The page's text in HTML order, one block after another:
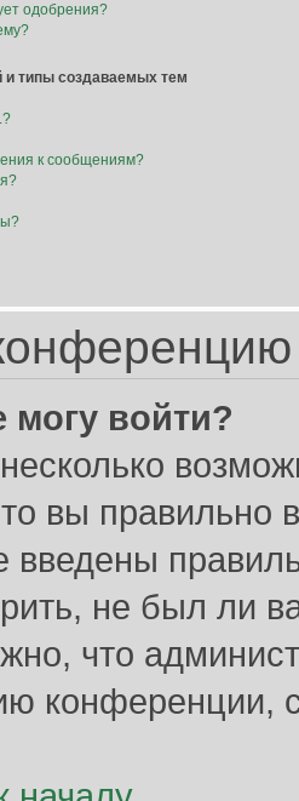
одобрения?
типы создаваемых тем
к сообщениям?
могу войти?
вы правильно
не был ли
что
конференции,